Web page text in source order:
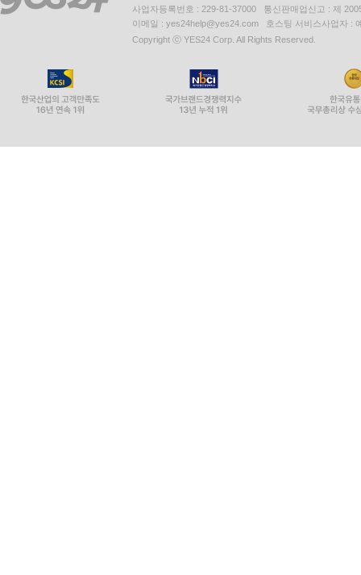
사업자등록번호 : 229-81-37000 통신판매업신고 : 제
이메일 : yes24help@yes24.com 호스팅 서비스사업자 :
Copyright ⓒ YES24 Corp. All Rights Reserved.